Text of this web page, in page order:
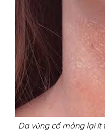
Da vùng cổ mỏng lại ít